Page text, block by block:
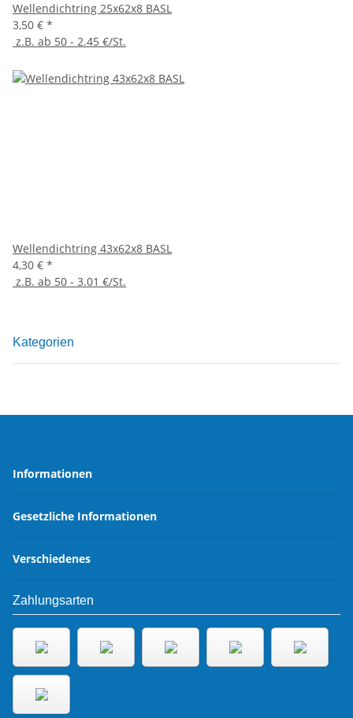
Wellendichtring 25x62x8 BASL
3,50 € *
z.B. ab 50 - 2.45 €/St.
Wellendichtring 43x62x8 BASL
4,30 € *
z.B. ab 50 - 3.01 €/St.
Kategorien
Informationen
Gesetzliche Informationen
Verschiedenes
Zahlungsarten